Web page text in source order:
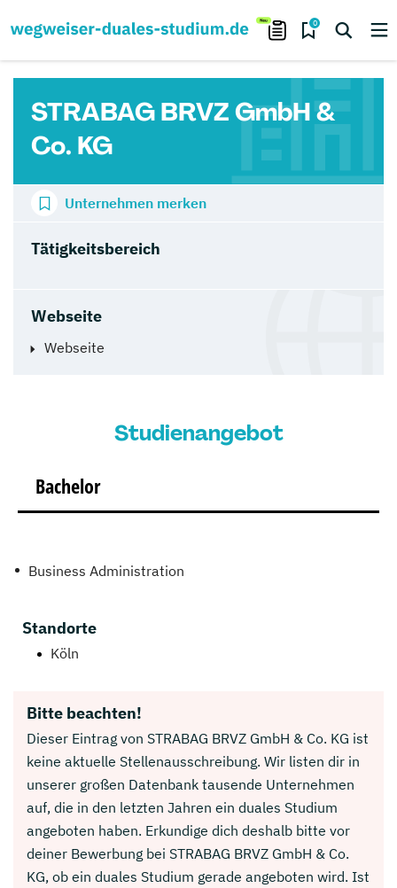
0
STRABAG BRVZ GmbH &
Co. KG
Tätigkeitsbereich
Webseite
Webseite
Unternehmen merken
Studienangebot
Bachelor
Business Administration
Standorte
Köln
Bitte beachten!
Dieser Eintrag von STRABAG BRVZ GmbH & Co. KG ist
keine aktuelle Stellenausschreibung. Wir listen dir in
unserer großen Datenbank tausende Unternehmen
auf, die in den letzten Jahren ein duales Studium
angeboten haben. Erkundige dich deshalb bitte vor
deiner Bewerbung bei STRABAG BRVZ GmbH & Co.
KG, ob ein duales Studium gerade angeboten wird. Ist